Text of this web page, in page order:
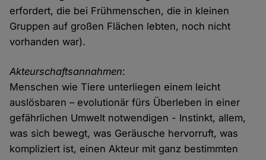
erfordert, die bei Frühmenschen, die in kleinen
Gruppen auf großen Flächen lebten, noch nicht
vorhanden war).
Akteurschaftsannahmen:
Menschen wie Tiere unterliegen einem leicht
auslösbaren – evolutionär fürs Überleben in einer
gefährlichen Umwelt notwendigen - Instinkt, allem,
was sich bewegt, was Geräusche hervorruft, was
kompliziert ist, einen Akteur mit ganz bestimmten